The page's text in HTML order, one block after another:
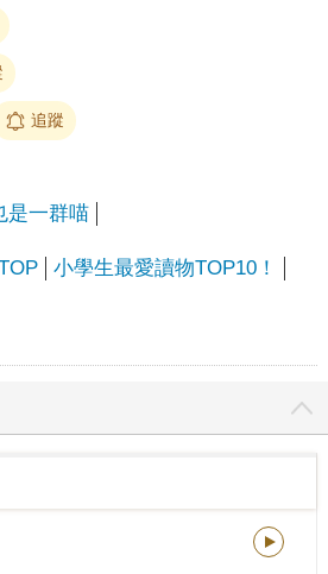
追蹤
是一群喵
小學生最愛讀物TOP10！